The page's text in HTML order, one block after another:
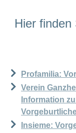
Hier finden
Profamilia:
Verein
Information
Insieme: